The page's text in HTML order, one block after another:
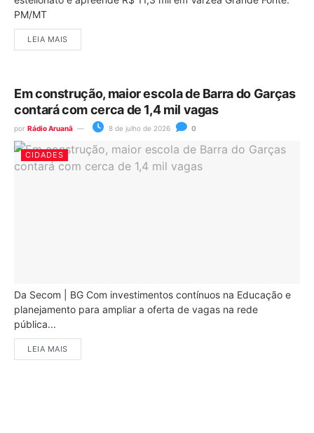
PM/MT
LEIA MAIS
Em construção, maior escola de Barra do Garças
contará com cerca de 1,4 mil vagas
por Rádio Aruanã 8 de julho de 2026 0
CIDADES
Da Secom | BG Com investimentos contínuos na Educação e
planejamento para ampliar a oferta de vagas na rede
pública...
LEIA MAIS